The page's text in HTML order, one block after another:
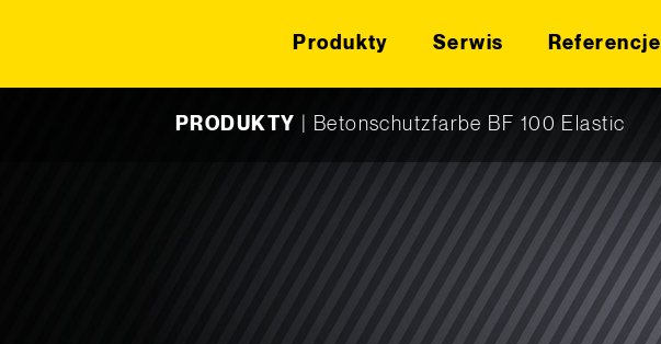
Produkty Serwis Referencje
PRODUKTY Betonschutzfarbe BF 100 Elastic